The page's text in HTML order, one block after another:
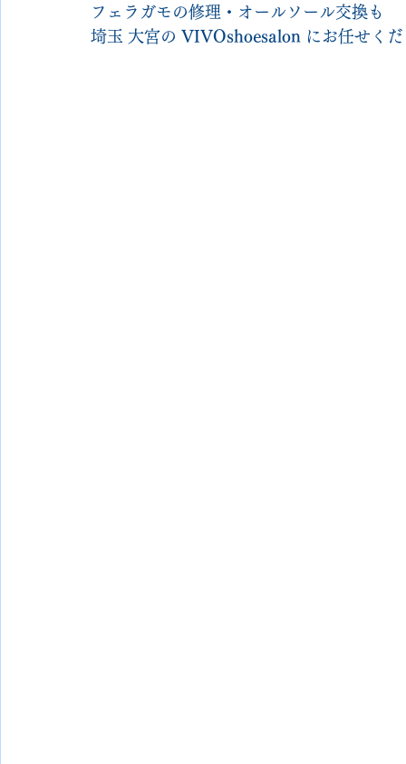
フェラガモの修理・オールソール交換も
埼玉 大宮の VIVOshoesalon にお任せく